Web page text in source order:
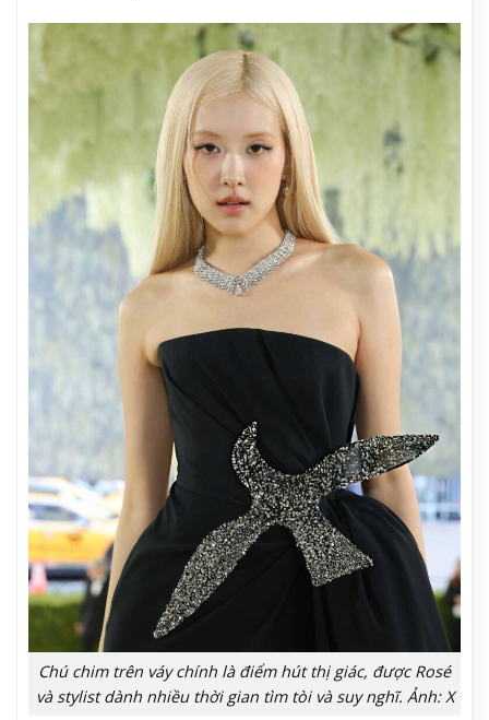
Chú chim trên váy chính là điểm hút thị giác, được Rosé
và stylist dành nhiều thời gian tìm tòi và suy nghĩ. Ảnh: X